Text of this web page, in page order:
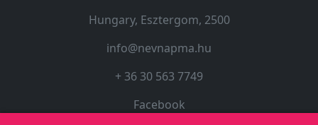
Hungary, Esztergom, 2500
info@nevnapma.hu
+ 36 30 563 7749
Facebook